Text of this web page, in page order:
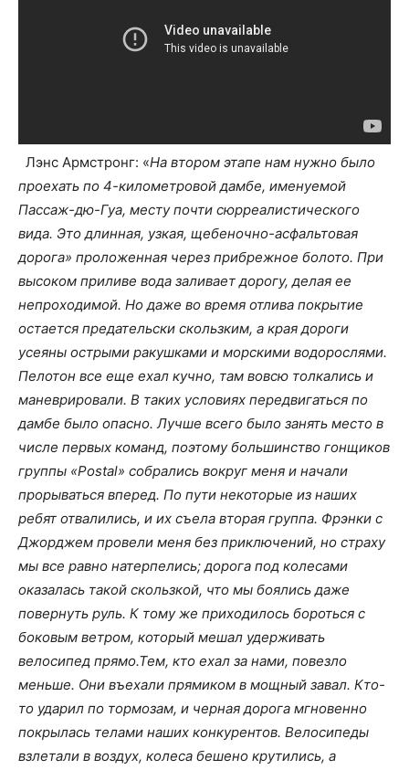
Лэнс Армстронг: «На втором этапе нам нужно было
проехать по 4-километровой дамбе, именуемой
Пассаж-дю-Гуа, месту почти сюрреалистического
вида. Это длинная, узкая, щебеночно-асфальтовая
дорога» проложенная через прибрежное болото. При
высоком приливе вода заливает дорогу, делая ее
непроходимой. Но даже во время отлива покрытие
остается предательски скользким, а края дороги
усеяны острыми ракушками и морскими водорослями.
Пелотон все еще ехал кучно, там вовсю толкались и
маневрировали. В таких условиях передвигаться по
дамбе было опасно. Лучше всего было занять место в
числе первых команд, поэтому большинство гонщиков
группы «Postal» собрались вокруг меня и начали
прорываться вперед. По пути некоторые из наших
ребят отвалились, и их съела вторая группа. Фрэнки с
Джорджем провели меня без приключений, но страху
мы все равно натерпелись; дорога под колесами
оказалась такой скользкой, что мы боялись даже
повернуть руль. К тому же приходилось бороться с
боковым ветром, который мешал удерживать
велосипед прямо.Тем, кто ехал за нами, повезло
меньше. Они въехали прямиком в мощный завал. Кто-
то ударил по тормозам, и черная дорога мгновенно
покрылась телами наших конкурентов. Велосипеды
взлетали в воздух, колеса бешено крутились, а